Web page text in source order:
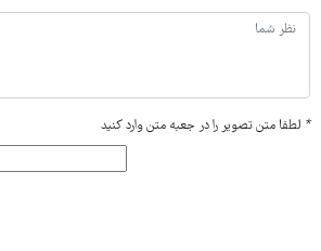
* لطفا متن تصویر را در جعبه متن وارد کنید